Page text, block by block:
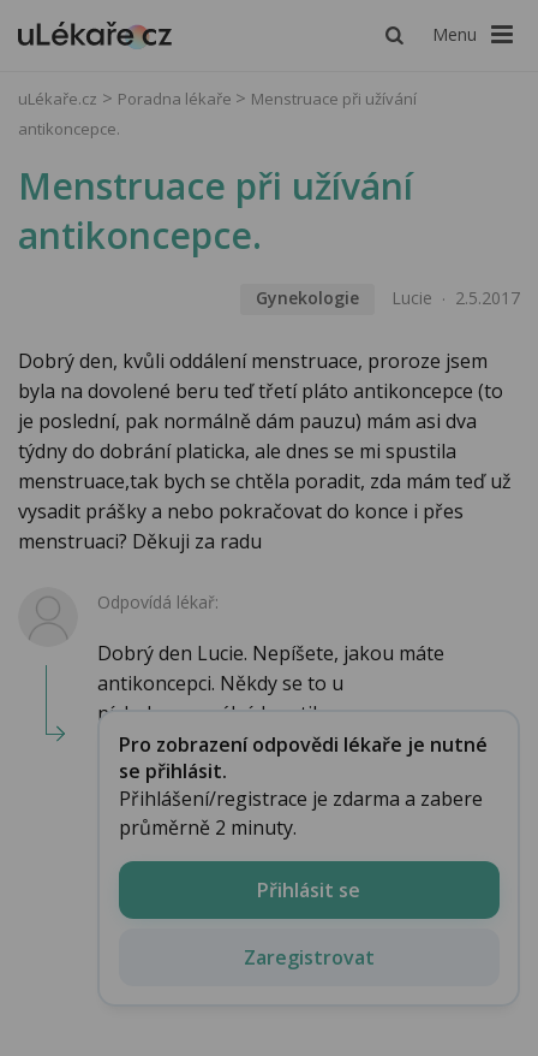
Menu
uLékaře.cz Poradna lékaře
Menstruace při užívání
antikoncepce.
Menstruace při užívání
antikoncepce.
Gynekologie Lucie 2.5.2017
Dobrý den, kvůli oddálení menstruace, proroze jsem
byla na dovolené beru teď třetí pláto antikoncepce (to
je poslední, pak normálně dám pauzu) mám asi dva
týdny do dobrání platicka, ale dnes se mi spustila
menstruace,tak bych se chtěla poradit, zda mám teď už
vysadit prášky a nebo pokračovat do konce i přes
menstruaci? Děkuji za radu
Odpovídá lékař:
Dobrý den Lucie. Nepíšete, jakou máte
antikoncepci. Někdy se to u
nízkohormonálních antikonc...
Pro zobrazení odpovědi lékaře je nutné
se přihlásit.
Přihlášení/registrace je zdarma a zabere
průměrně 2 minuty.
Přihlásit se
Zaregistrovat